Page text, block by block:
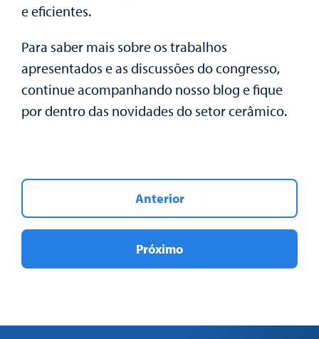
e eficientes.
Para saber mais sobre os trabalhos
apresentados e as discussões do congresso,
continue acompanhando nosso blog e fique
por dentro das novidades do setor cerâmico.
Anterior
Próximo